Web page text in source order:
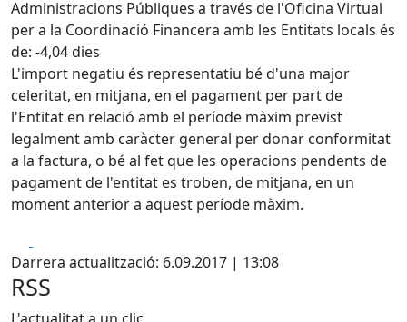
Administracions Públiques a través de l'Oficina Virtual
per a la Coordinació Financera amb les Entitats locals és
de: -4,04 dies
L'import negatiu és representatiu bé d'una major
celeritat, en mitjana, en el pagament per part de
l'Entitat en relació amb el període màxim previst
legalment amb caràcter general per donar conformitat
a la factura, o bé al fet que les operacions pendents de
pagament de l'entitat es troben, de mitjana, en un
moment anterior a aquest període màxim.
Darrera actualització: 6.09.2017 | 13:08
RSS